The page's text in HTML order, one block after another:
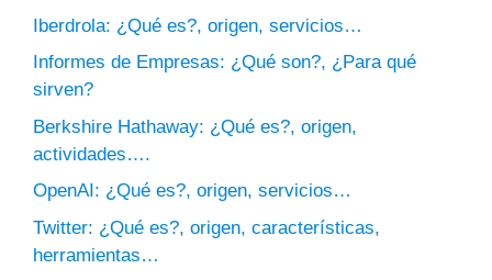
Iberdrola: ¿Qué es?, origen, servicios…
Informes de Empresas: ¿Qué son?, ¿Para qué
sirven?
Berkshire Hathaway: ¿Qué es?, origen,
actividades….
OpenAI: ¿Qué es?, origen, servicios…
Twitter: ¿Qué es?, origen, características,
herramientas…